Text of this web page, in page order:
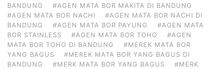
BANDUNG
#AGEN MATA BOR MAKITA DI BANDUNG
#AGEN MATA BOR NACHI
#AGEN MATA BOR NACHI DI
BANDUNG
#AGEN MATA BOR PAYUNG
#AGEN MATA
BOR STAINLESS
#AGEN MATA BOR TOHO
#AGEN
MATA BOR TOHO DI BANDUNG
#MEREK MATA BOR
YANG BAGUS
#MEREK MATA BOR YANG BAGUS DI
BANDUNG
#MERK MATA BOR YANG BAGUS
#MERK